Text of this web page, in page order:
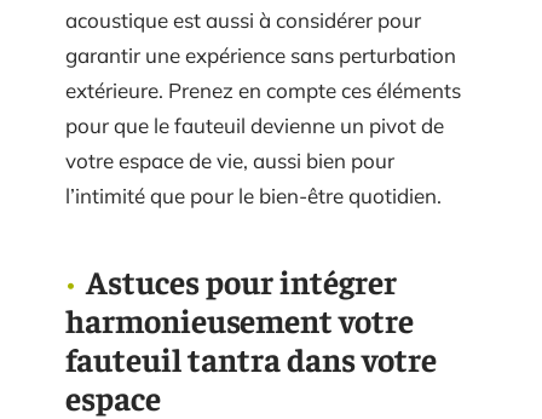
acoustique est aussi à considérer pour
garantir une expérience sans perturbation
extérieure. Prenez en compte ces éléments
pour que le fauteuil devienne un pivot de
votre espace de vie, aussi bien pour
l’intimité que pour le bien-être quotidien.
Astuces pour intégrer
harmonieusement votre
fauteuil tantra dans votre
espace